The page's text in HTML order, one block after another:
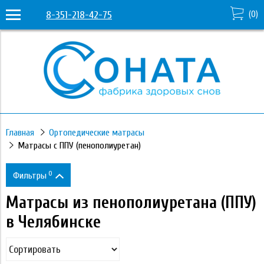
8-351-218-42-75 (0)
Главная
Ортопедические матрасы
Матрасы с ППУ (пенополиуретан)
Фильтры 0
Цена
Матрасы из пенополиуретана (ППУ)
в Челябинске